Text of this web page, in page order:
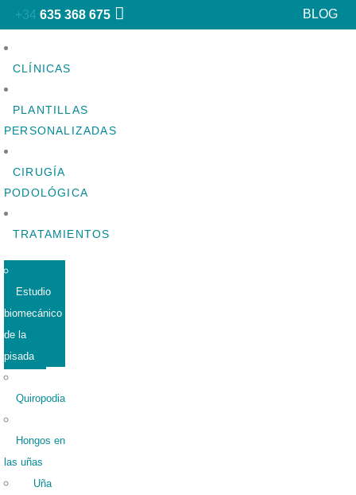
+34 635 368 675 BLOG
CLÍNICAS
PLANTILLAS
PERSONALIZADAS
CIRUGÍA
PODOLÓGICA
TRATAMIENTOS
Estudio
biomecánico
de la
pisada
Quiropodia
Hongos en
las uñas
Uña